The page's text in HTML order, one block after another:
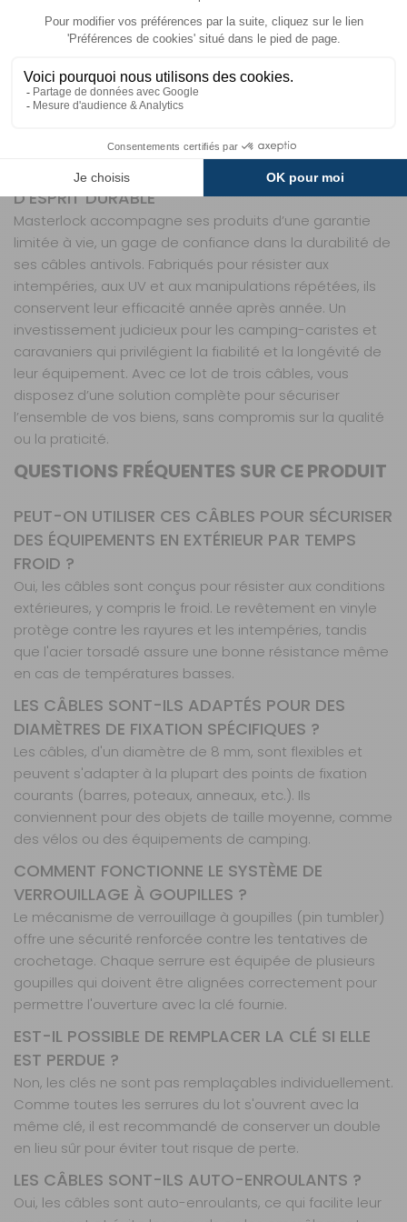
en pleine montagne ou sur un terrain de camping, vous
Leur niveau de sécurité 4, validé par des tests rigoureux,
vous assure une protection optimale contre les
UNE GARANTIE À VIE POUR UNE TRANQUILLITÉ
D’ESPRIT DURABLE
Masterlock accompagne ses produits d’une garantie
limitée à vie, un gage de confiance dans la durabilité de
ses câbles antivols. Fabriqués pour résister aux
intempéries, aux UV et aux manipulations répétées, ils
conservent leur efficacité année après année. Un
investissement judicieux pour les camping-caristes et
caravaniers qui privilégient la fiabilité et la longévité de
leur équipement. Avec ce lot de trois câbles, vous
disposez d’une solution complète pour sécuriser
l’ensemble de vos biens, sans compromis sur la qualité
ou la praticité.
QUESTIONS FRÉQUENTES SUR CE PRODUIT
PEUT-ON UTILISER CES CÂBLES POUR SÉCURISER
DES ÉQUIPEMENTS EN EXTÉRIEUR PAR TEMPS
FROID ?
Oui, les câbles sont conçus pour résister aux conditions
extérieures, y compris le froid. Le revêtement en vinyle
protège contre les rayures et les intempéries, tandis
que l'acier torsadé assure une bonne résistance même
en cas de températures basses.
LES CÂBLES SONT-ILS ADAPTÉS POUR DES
DIAMÈTRES DE FIXATION SPÉCIFIQUES ?
Les câbles, d'un diamètre de 8 mm, sont flexibles et
peuvent s'adapter à la plupart des points de fixation
courants (barres, poteaux, anneaux, etc.). Ils
conviennent pour des objets de taille moyenne, comme
des vélos ou des équipements de camping.
COMMENT FONCTIONNE LE SYSTÈME DE
VERROUILLAGE À GOUPILLES ?
Le mécanisme de verrouillage à goupilles (pin tumbler)
offre une sécurité renforcée contre les tentatives de
crochetage. Chaque serrure est équipée de plusieurs
goupilles qui doivent être alignées correctement pour
permettre l'ouverture avec la clé fournie.
EST-IL POSSIBLE DE REMPLACER LA CLÉ SI ELLE
EST PERDUE ?
Non, les clés ne sont pas remplaçables individuellement.
Comme toutes les serrures du lot s'ouvrent avec la
même clé, il est recommandé de conserver un double
en lieu sûr pour éviter tout risque de perte.
LES CÂBLES SONT-ILS AUTO-ENROULANTS ?
Oui, les câbles sont auto-enroulants, ce qui facilite leur